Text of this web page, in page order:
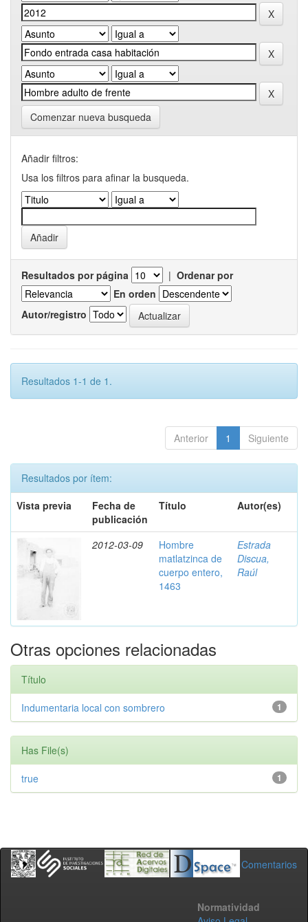
Comenzar nueva busqueda
Añadir filtros:
Usa los filtros para afinar la busqueda.
Resultados por página | Ordenar por
En orden
Autor/registro
Resultados 1-1 de 1.
Anterior 1 Siguiente
Resultados por ítem:
Vista previa
Fecha de
publicación
Título Autor(es)
2012-03-09
Hombre
matlatzinca de
cuerpo entero,
1463
Estrada
Discua,
Raúl
Otras opciones relacionadas
Título
1
Indumentaria local con sombrero
Has File(s)
1
true
Comentarios
Normatividad